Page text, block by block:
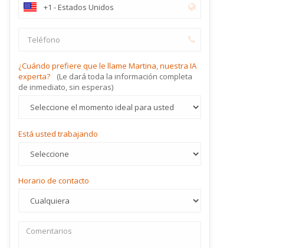
¿Cuándo prefiere que le llame Martina, nuestra IA
experta?
(Le dará toda la información completa
de inmediato, sin esperas)
Está usted trabajando
Horario de contacto